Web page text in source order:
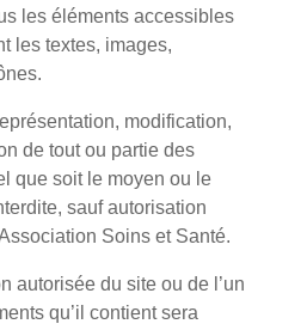
les éléments accessibles
les textes, images,
modification,
de tout ou partie des
que soit le moyen ou le
sauf autorisation
Soins et Santé.
autorisée du site ou de l’un
qu’il contient sera